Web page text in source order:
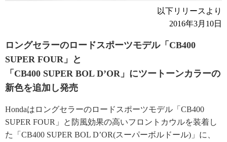
以下リリースより
2016年3月10日
ロングセラーのロードスポーツモデル「CB400
SUPER FOUR」と
「CB400 SUPER BOL D’OR」にツートーンカラーの
新色を追加し発売
Hondaはロングセラーのロードスポーツモデル「CB400
SUPER FOUR」と防風効果の高いフロントカウルを装着し
た「CB400 SUPER BOL D’OR(スーパーボルドール)」に、